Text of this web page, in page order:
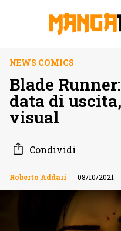
NEWS COMICS
Blade
data di
visual
Condividi
Roberto Addari 08/10/2021